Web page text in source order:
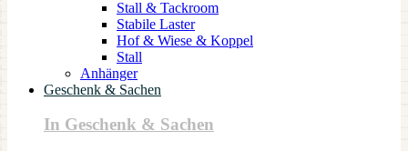
Stall & Tackroom
Stabile Laster
Hof & Wiese & Koppel
Stall
Anhänger
Geschenk & Sachen
In Geschenk & Sachen